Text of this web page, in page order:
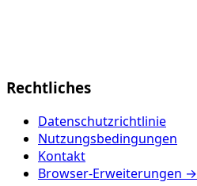
Rechtliches
Datenschutzrichtlinie
Nutzungsbedingungen
Kontakt
Browser-Erweiterungen →